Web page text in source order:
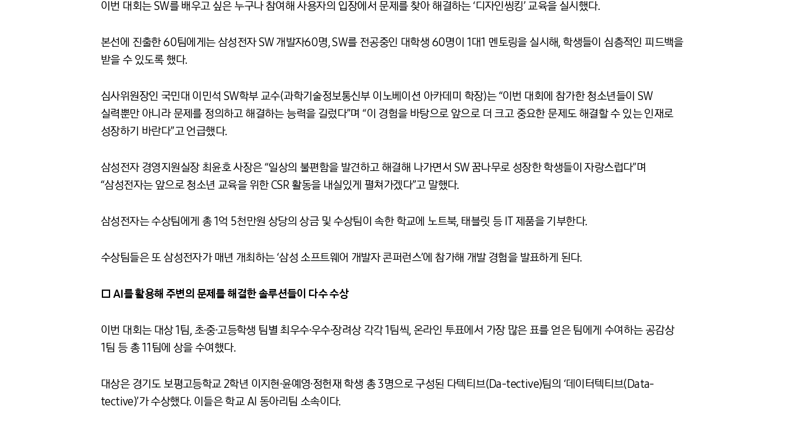
이번 대회는 SW를 배우고 싶은 누구나 참여해 사용자의 입장에서 문제를 찾아 해결하는 ‘디자인씽킹’ 교육을 실시했다.
본선에 진출한 60팀에게는 삼성전자 SW 개발자60명, SW를 전공중인 대학생 60명이 1대1 멘토링을 실시해, 학생들이 심층적인 피드백을
받을 수 있도록 했다.
심사위원장인 국민대 이민석 SW학부 교수(과학기술정보통신부 이노베이션 아카데미 학장)는 “이번 대회에 참가한 청소년들이 SW
실력뿐만 아니라 문제를 정의하고 해결하는 능력을 길렀다”며 “이 경험을 바탕으로 앞으로 더 크고 중요한 문제도 해결할 수 있는 인재로
성장하기 바란다”고 언급했다.
삼성전자 경영지원실장 최윤호 사장은 “일상의 불편함을 발견하고 해결해 나가면서 SW 꿈나무로 성장한 학생들이 자랑스럽다”며
“삼성전자는 앞으로 청소년 교육을 위한 CSR 활동을 내실있게 펼쳐가겠다”고 말했다.
삼성전자는 수상팀에게 총 1억 5천만원 상당의 상금 및 수상팀이 속한 학교에 노트북, 태블릿 등 IT 제품을 기부한다.
수상팀들은 또 삼성전자가 매년 개최하는 ‘삼성 소프트웨어 개발자 콘퍼런스’에 참가해 개발 경험을 발표하게 된다.
□ AI를 활용해 주변의 문제를 해결한 솔루션들이 다수 수상
이번 대회는 대상 1팀, 초·중·고등학생 팀별 최우수·우수·장려상 각각 1팀씩, 온라인 투표에서 가장 많은 표를 얻은 팀에게 수여하는 공감상
1팀 등 총 11팀에 상을 수여했다.
대상은 경기도 보평고등학교 2학년 이지현·윤예영·정헌재 학생 총 3명으로 구성된 다텍티브(Da-tective)팀의 ‘데이터텍티브(Data-
tective)’가 수상했다. 이들은 학교 AI 동아리팀 소속이다.